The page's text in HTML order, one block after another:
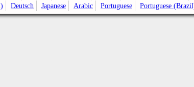
Deutsch Japanese Arabic Portuguese Portuguese